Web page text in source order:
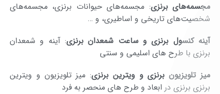
مجسمه‌های برنزی: مجسمه‌های حیوانات برنزی، مجسمه‌های
شخصیت‌های تاریخی و اساطیری، و …
آینه کنسول برنزی و ساعت شمعدان برنزی: آینه و شمعدان
برنزی با طرح های اسلیمی و سنتی
میز تلویزیون برنزی و ویترین برنزی: میز تلویزیون و ویترین
برنزی برنزی در ابعاد و طرح های منحصر به فرد